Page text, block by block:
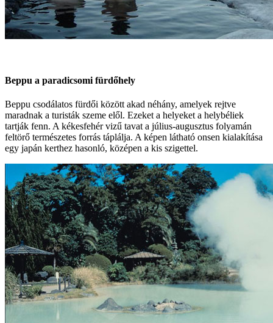
Beppu a paradicsomi fürdőhely
Beppu csodálatos fürdői között akad néhány, amelyek rejtve
maradnak a turisták szeme elől. Ezeket a helyeket a helybéliek
tartják fenn. A kékesfehér vizű tavat a július-augusztus folyamán
feltörő természetes forrás táplálja. A képen látható onsen kialakítása
egy japán kerthez hasonló, középen a kis szigettel.